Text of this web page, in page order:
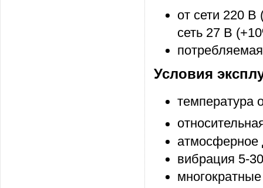
от сети 220
сеть 27 В
Условия
температура
атмосферное
вибрация 5-